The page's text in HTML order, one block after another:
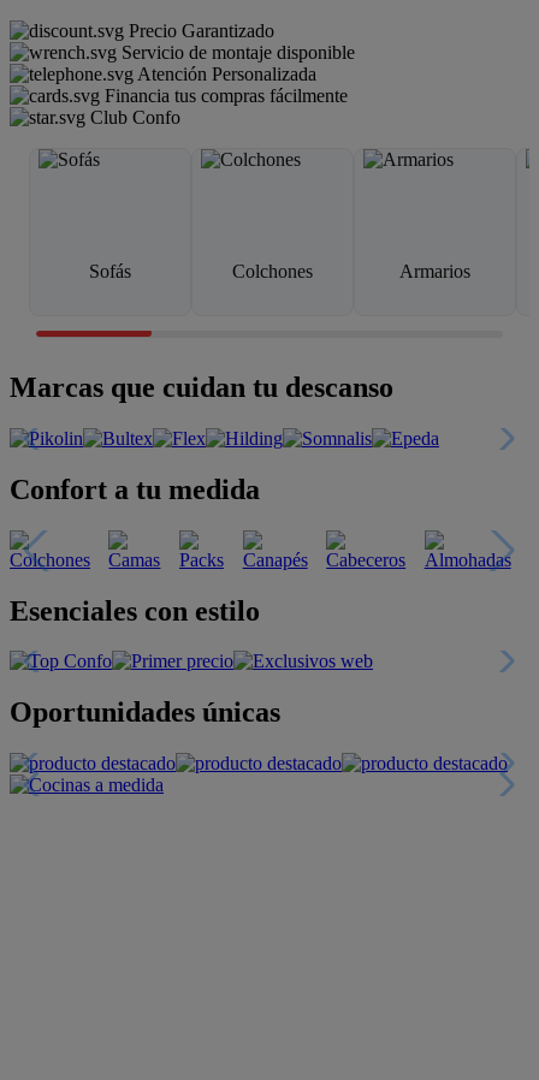
Precio Garantizado
Servicio de montaje disponible
Atención Personalizada
Financia tus compras fácilmente
Club Confo
Sofás Colchones Armarios
Marcas que cuidan tu descanso
Confort a tu medida
Esenciales con estilo
Oportunidades únicas